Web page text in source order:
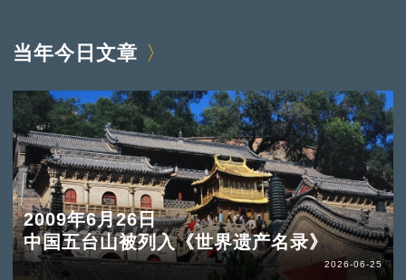
当年今日文章
2009年6月26日
中国五台山被列入《世界遗产名录》
2026-06-25